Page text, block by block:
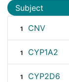
Subject
1 CNV
1 CYP1A2
1 CYP2D6